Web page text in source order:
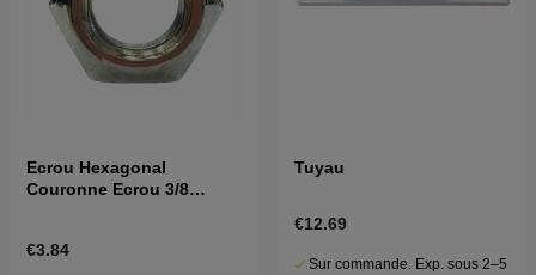
Ecrou Hexagonal
Couronne Ecrou 3/8
€3.84
Tuyau
€12.69
Sur commande. Exp. sous 2–5